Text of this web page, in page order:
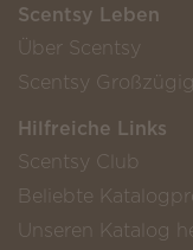
Scentsy Leben
Über Scentsy
Scentsy
Hilfreiche Links
Scentsy Club
Beliebte
Unseren Katalog